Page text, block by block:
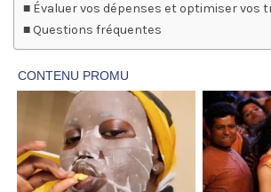
Évaluer vos dépenses et optimiser vos
Questions fréquentes